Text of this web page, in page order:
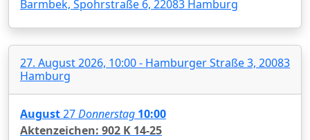
Barmbek, Spohrstraße 6, 22083 Hamburg
27. August 2026, 10:00 - Hamburger Straße 3, 20083
Hamburg
August27Donnerstag 10:00
Aktenzeichen: 902 K 14-25